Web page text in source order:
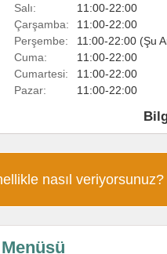
Salı:
11:00-22:00
Çarşamba:
11:00-22:00
Perşembe:
11:00-22:00 (Şu
Cuma:
11:00-22:00
Cumartesi:
11:00-22:00
Pazar:
11:00-22:00
nasıl veriyorsunuz?